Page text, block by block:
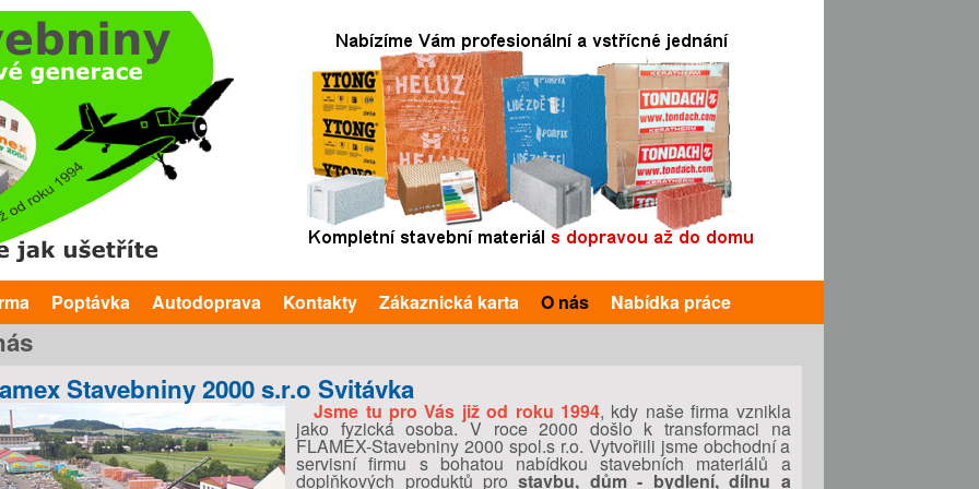
Přejít k hlavnímu obsahu
Poptávka Autodoprava Kontakty Zákaznická karta O nás Nabídka práce
Stavebniny 2000 s.r.o Svitávka
Jsme tu pro Vás již od roku 1994, kdy naše firma vznikla
jako fyzická osoba. V roce 2000 došlo k transformaci na
FLAMEX-Stavebniny 2000 spol.s r.o. Vytvořiili jsme obchodní a
servisní firmu s bohatou nabídkou stavebních materiálů a
doplňkových produktů prostavbu, dům - bydlení, dílnu a